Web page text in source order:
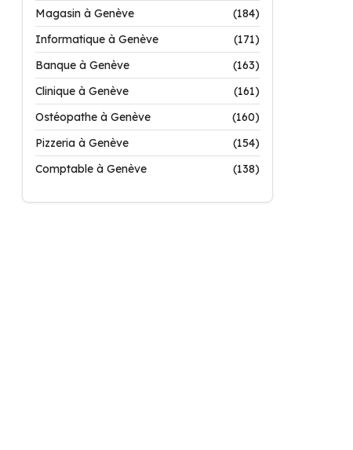
Magasin à Genève
(184)
Informatique à Genève
(171)
Banque à Genève
(163)
Clinique à Genève
(161)
Ostéopathe à Genève
(160)
Pizzeria à Genève
(154)
Comptable à Genève
(138)